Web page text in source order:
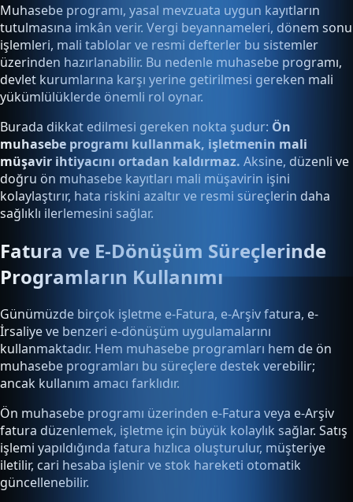
Muhasebe programı, yasal mevzuata uygun kayıtların
tutulmasına imkân verir. Vergi beyannameleri, dönem sonu
işlemleri, mali tablolar ve resmi defterler bu sistemler
üzerinden hazırlanabilir. Bu nedenle muhasebe programı,
devlet kurumlarına karşı yerine getirilmesi gereken mali
yükümlülüklerde önemli rol oynar.
Burada dikkat edilmesi gereken nokta şudur: Ön
muhasebe programı kullanmak, işletmenin mali
müşavir ihtiyacını ortadan kaldırmaz. Aksine, düzenli ve
doğru ön muhasebe kayıtları mali müşavirin işini
kolaylaştırır, hata riskini azaltır ve resmi süreçlerin daha
sağlıklı ilerlemesini sağlar.
Fatura ve E-Dönüşüm Süreçlerinde
Programların Kullanımı
Günümüzde birçok işletme e-Fatura, e-Arşiv fatura, e-
İrsaliye ve benzeri e-dönüşüm uygulamalarını
kullanmaktadır. Hem muhasebe programları hem de ön
muhasebe programları bu süreçlere destek verebilir;
ancak kullanım amacı farklıdır.
Ön muhasebe programı üzerinden e-Fatura veya e-Arşiv
fatura düzenlemek, işletme için büyük kolaylık sağlar. Satış
işlemi yapıldığında fatura hızlıca oluşturulur, müşteriye
iletilir, cari hesaba işlenir ve stok hareketi otomatik
güncellenebilir.